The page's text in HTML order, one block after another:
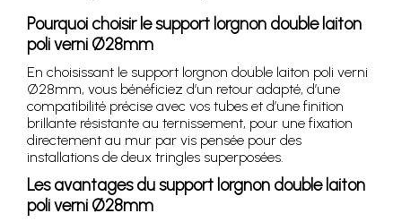
Pourquoi choisir le support lorgnon double laiton
poli verni Ø28mm
En choisissant le support lorgnon double laiton poli verni
Ø28mm, vous bénéficiez d’un retour adapté, d’une
compatibilité précise avec vos tubes et d’une finition
brillante résistante au ternissement, pour une fixation
directement au mur par vis pensée pour des
installations de deux tringles superposées.
Les avantages du support lorgnon double laiton
poli verni Ø28mm